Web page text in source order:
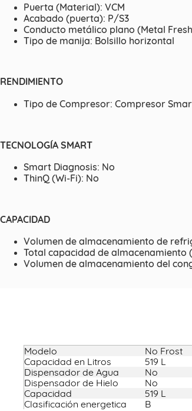
Puerta (Material): VCM
Acabado (puerta): P/S3
Conducto metálico plano (Metal
Tipo de manija: Bolsillo horizontal
RENDIMIENTO
Tipo de Compresor: Compresor
TECNOLOGÍA SMART
Smart Diagnosis: No
ThinQ (Wi-Fi): No
CAPACIDAD
Volumen de almacenamiento de
Total capacidad de almacenamiento
Volumen de almacenamiento del
Modelo
No Frost
Capacidad en Litros
519 L
Dispensador de Agua
No
Dispensador de Hielo
No
Capacidad
519 L
Clasificación energetica
B